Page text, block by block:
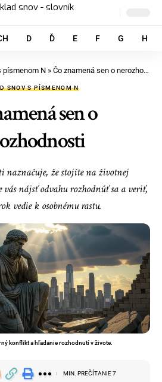
D Ď E F G H
písmenom N » Čo znamená sen o nerozhodnosti
SNOV S PÍSMENOM N
sen o
naznačuje, že stojíte na životnej
nájsť odvahu rozhodnúť sa a veriť,
vedie k osobnému rastu.
konflikt a hľadanie rozhodnutí v živote.
MIN. PREČÍTANIE 7